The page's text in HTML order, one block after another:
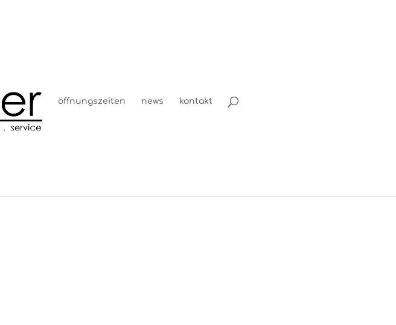
öffnungszeiten news kontakt